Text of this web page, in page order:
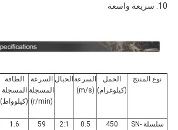
10. سريعة واسعة
نوع المنتج
الحمل
(كيلوغرام)
السرعة
(m/s)
الحبال السرعة
المسجلة
(r/min)
الطاقة
المسجلة
(كيلوواط)
سلسلة SN-
450
0.5
2:1
59
1.6